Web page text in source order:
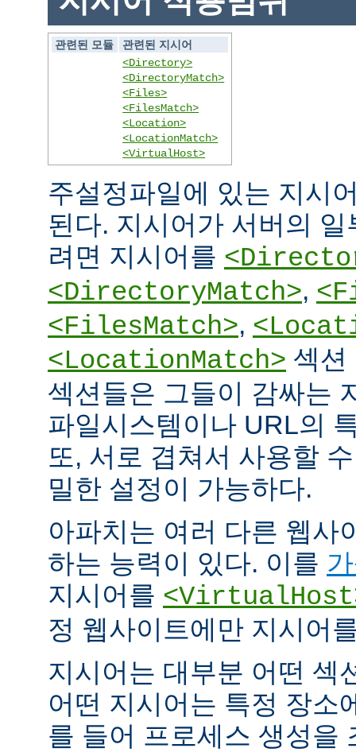
관련된 모듈
관련된 지시어
<Directory>
<DirectoryMatch>
<Files>
<FilesMatch>
<Location>
<LocationMatch>
<VirtualHost>
주설정파일에 있는 지시
된다. 지시어가 서버의
려면 지시어를
<DirectoryMatch>,
<FilesMatch>,
<LocationMatch> 섹션
섹션들은 그들이 감싸는
파일시스템이나 URL의
또, 서로 겹쳐서 사용할
밀한 설정이 가능하다.
아파치는 여러 다른 웹사
하는 능력이 있다. 이를
지시어를
정 웹사이트에만 지시어
지시어는 대부분 어떤 섹
어떤 지시어는 특정 장소
를 들어 프로세스 생성을